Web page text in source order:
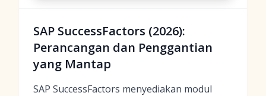
SAP SuccessFactors (2026):
Perancangan dan Penggantian
yang Mantap
SAP SuccessFactors menyediakan modul